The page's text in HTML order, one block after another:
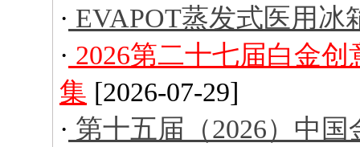
· EVAPOT蒸发式医用冰
· 2026第二十七届白金
集 [2026-07-29]
· 第十五届（2026）中